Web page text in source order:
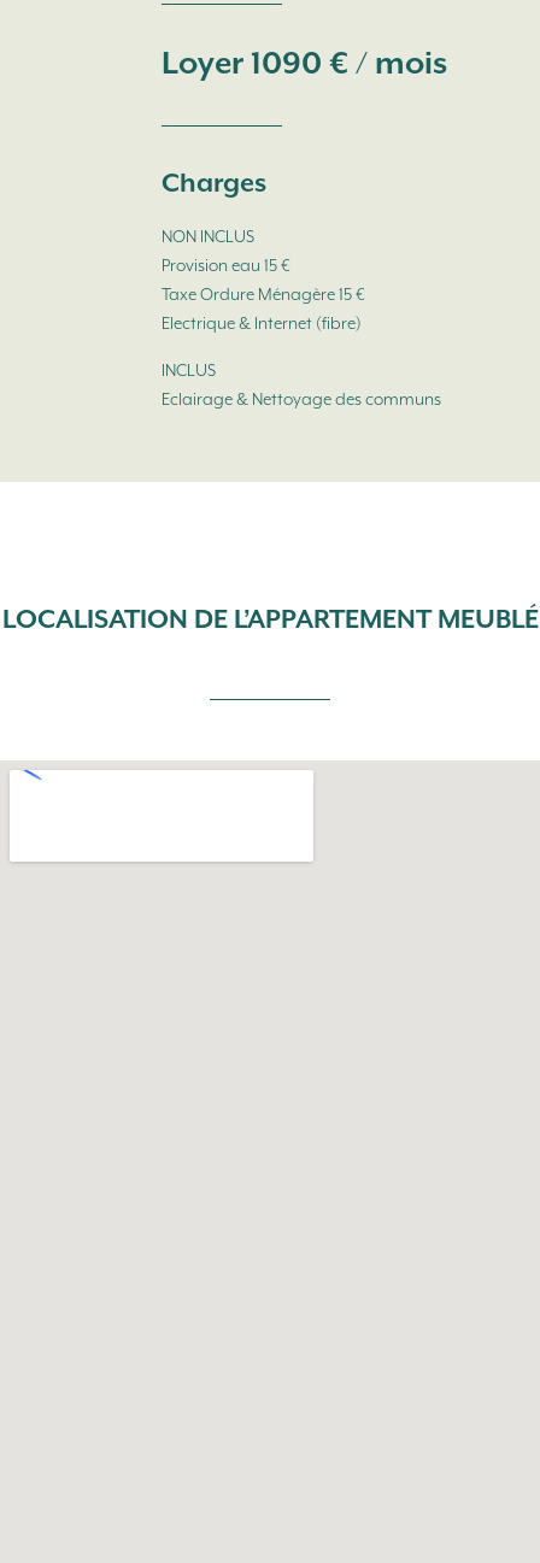
Loyer 1090 € / mois
Charges
NON INCLUS
Provision eau 15 €
Taxe Ordure Ménagère 15 €
Electrique & Internet (fibre)
INCLUS
Eclairage & Nettoyage des communs
LOCALISATION DE L’APPARTEMENT MEUBLÉ